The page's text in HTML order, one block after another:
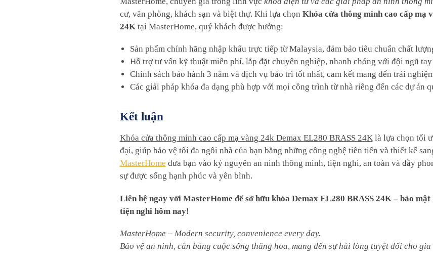
cư, văn phòng, khách sạn và biệt thự. Khi lựa chọn Khóa cửa thông minh cao cấp mạ
24Ktại MasterHome, quý khách được hưởng:
Sản phẩm chính hãng nhập khẩu trực tiếp từ Malaysia, đảm bảo tiêu chuẩn chất
Hỗ trợ tư vấn kỹ thuật miễn phí, lắp đặt chuyên nghiệp, nhanh chóng với đội ngũ tay
Chính sách bảo hành 3 năm và dịch vụ bảo trì tốt nhất, cam kết mang đến trải
Các giải pháp khóa đa dạng phù hợp với mọi công trình từ nhà riêng đến các dự án
Kết luận
Khóa cửa thông minh cao cấp mạ vàng 24k Demax EL280 BRASS 24Klà lựa chọn tối
đại, giúp bảo vệ tối đa ngôi nhà của bạn bằng những công nghệ tiên tiến và thiết kế
MasterHome đưa bạn vào kỷ nguyên an ninh thông minh, tiện nghi, an toàn và đầy
sự được sống hạnh phúc và yên bình.
Liên hệ ngay với MasterHome để sở hữu khóa Demax EL280 BRASS 24K – bảo mật
tiện nghi hôm nay!
MasterHome – Modern security, convenience every day.
Bảo vệ an ninh, cân bằng cuộc sống thăng hoa, mang đến sự hài lòng tuyệt đối cho